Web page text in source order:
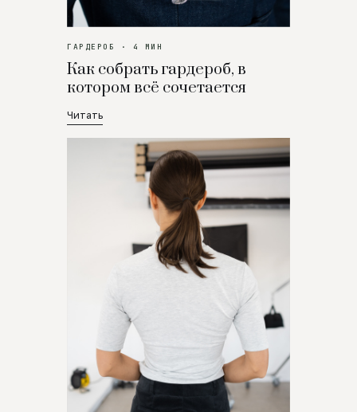
ГАРДЕРОБ · 4 МИН
Как собрать гардероб, в
котором всё сочетается
Читать